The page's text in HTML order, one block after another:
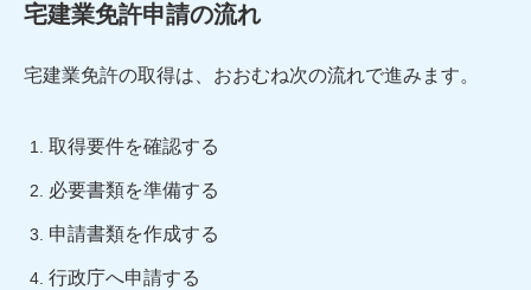
宅建業免許申請の流れ
宅建業免許の取得は、おおむね次の流れで進みます。
取得要件を確認する
必要書類を準備する
申請書類を作成する
行政庁へ申請する